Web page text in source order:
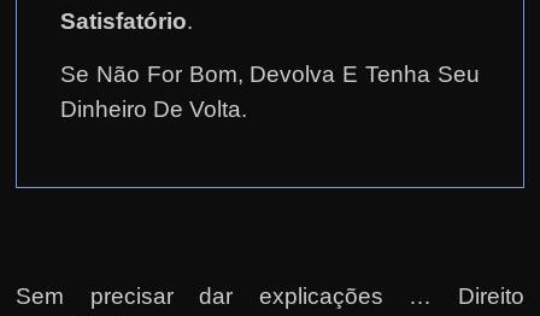
Satisfatório.
Se Não For Bom, Devolva E Tenha Seu
Dinheiro De Volta.
Sem precisar dar explicações … Direito